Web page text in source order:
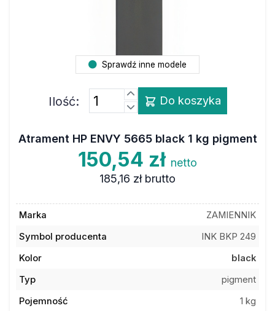
Sprawdź inne modele
Ilość: Do koszyka
Atrament HP ENVY 5665 black 1 kg pigment
150,54 zł netto
185,16 zł brutto
Marka
ZAMIENNIK
Symbol producenta
INK BKP 249
Kolor
black
Typ
pigment
Pojemność
1 kg